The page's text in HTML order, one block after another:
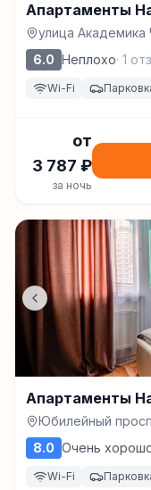
Апартаменты
улица
6.0 Неплохо· 1
Wi-Fi
от
3 787 ₽
за ночь
Апартаменты
Юбилейный
8.0 Очень
Wi-Fi